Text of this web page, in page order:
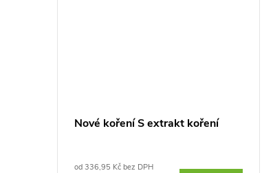
Nové koření S extrakt koření
od 336,95 Kč bez DPH